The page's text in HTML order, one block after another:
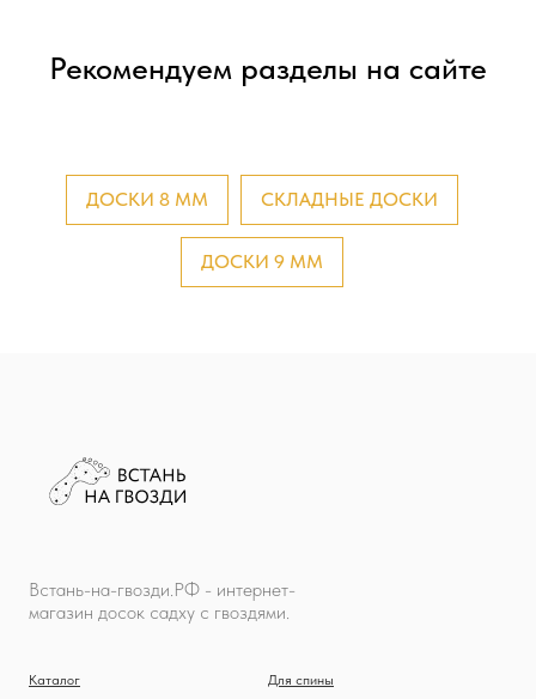
Рекомендуем разделы на сайте
ДОСКИ 8 ММ СКЛАДНЫЕ ДОСКИ
ДОСКИ 9 ММ
Встань-на-гвозди.РФ - интернет-
магазин досок садху с гвоздями.
Каталог Для спины